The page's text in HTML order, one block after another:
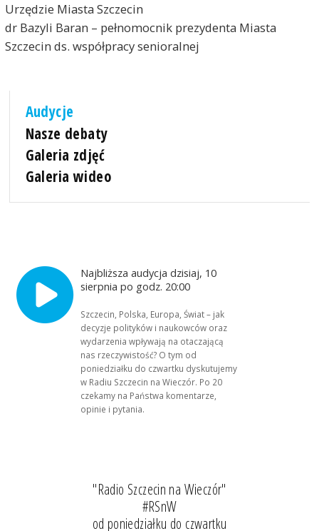
Urzędzie Miasta Szczecin
dr Bazyli Baran – pełnomocnik prezydenta Miasta
Szczecin ds. współpracy senioralnej
Audycje
Nasze debaty
Galeria zdjęć
Galeria wideo
Najbliższa audycja dzisiaj, 10
sierpnia po godz. 20:00
Szczecin, Polska, Europa, Świat – jak
decyzje polityków i naukowców oraz
wydarzenia wpływają na otaczającą
nas rzeczywistość? O tym od
poniedziałku do czwartku dyskutujemy
w Radiu Szczecin na Wieczór. Po 20
czekamy na Państwa komentarze,
opinie i pytania.
"Radio Szczecin na Wieczór"
#RSnW
od poniedziałku do czwartku